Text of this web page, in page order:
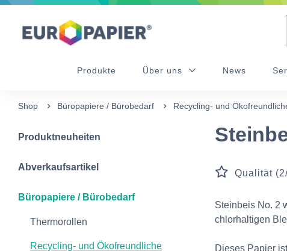
Table Of Content
Diese Produkte könnten Sie auch interessieren
Produkte Über uns News
Shop Büropapiere / Bürobedarf Recycling- und
Produktneuheiten
Abverkaufsartikel
Büropapiere / Bürobedarf
Thermorollen
Recycling- und Ökofreundliche
Qualität
Steinbeis No. 2
chlorhaltigen
Dieses Papier